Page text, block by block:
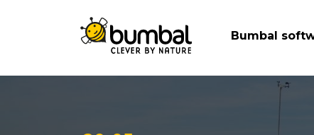
Bumbal